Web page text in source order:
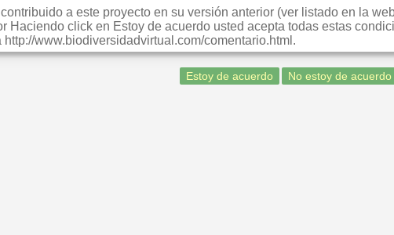
a este proyecto en su versión anterior (ver listado en la
Haciendo click en Estoy de acuerdo usted acepta todas estas
www.biodiversidadvirtual.com/comentario.html.